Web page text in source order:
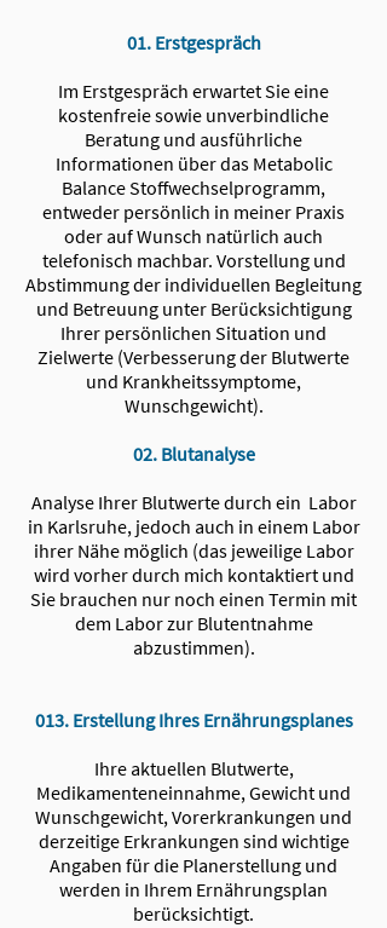
01. Erstgespräch
Im Erstgespräch erwartet Sie eine
kostenfreie sowie unverbindliche
Beratung und ausführliche
Informationen über das Metabolic
Balance Stoffwechsel­programm,
entweder persönlich in meiner Praxis
oder auf Wunsch natürlich auch
telefonisch machbar. Vorstellung und
Abstimmung der individuellen Begleitung
und Betreuung unter Berücksichtigung
Ihrer persönlichen Situation und
Zielwerte (Verbesserung der Blutwerte
und Krankheitssymptome,
Wunschgewicht).
02. Blutanalyse
Analyse Ihrer Blutwerte durch ein Labor
in Karlsruhe, jedoch auch in einem Labor
ihrer Nähe möglich (das jeweilige Labor
wird vorher durch mich kontaktiert und
Sie brauchen nur noch einen Termin mit
dem Labor zur Blutentnahme
abzustimmen).
013. Erstellung Ihres Ernährungsplanes
Ihre aktuellen Blutwerte,
Medikamenteneinnahme, Gewicht und
Wunschgewicht, Vorerkrankungen und
derzeitige Erkrankungen sind wichtige
Angaben für die Planerstellung und
werden in Ihrem Ernährungsplan
berücksichtigt.